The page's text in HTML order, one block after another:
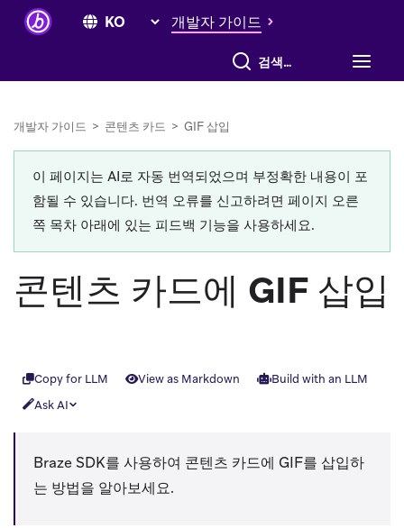
개발자 가이드
전체 검색
개발자 가이드 > 콘텐츠 카드 > GIF 삽입
이 페이지는 AI로 자동 번역되었으며 부정확한 내용이 포
함될 수 있습니다. 번역 오류를 신고하려면 페이지 오른
쪽 목차 아래에 있는 피드백 기능을 사용하세요.
콘텐츠 카드에 GIF 삽입
Copy for LLM View as Markdown
Build with an LLM
Ask AI
Braze SDK를 사용하여 콘텐츠 카드에 GIF를 삽입하
는 방법을 알아보세요.